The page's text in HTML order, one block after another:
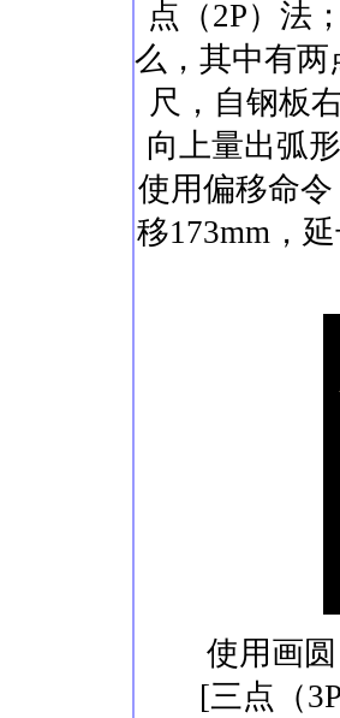
点（2P）法
么，其中有
尺，自钢板
向上量出弧
使用偏移命
移173mm，
使用画圆
[三点（